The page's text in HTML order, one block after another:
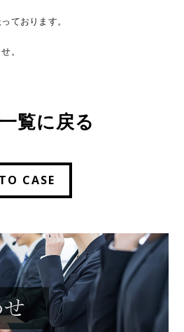
ております。
。
覧に戻る
CASE